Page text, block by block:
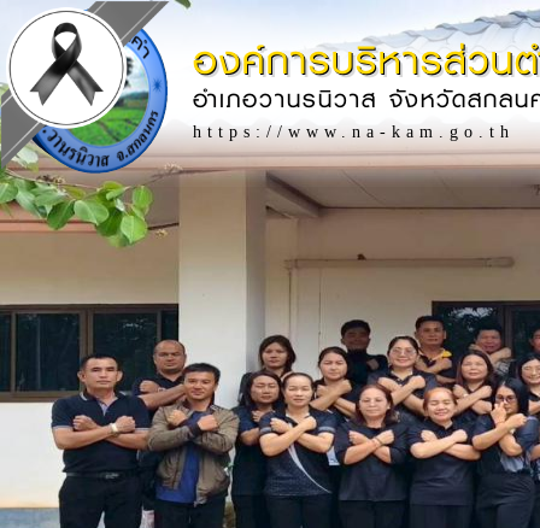
องค์การบริหารส่วน
อำเภอวานรนิวาส จังหวัดสกลน
https://www.na-kam.go.th